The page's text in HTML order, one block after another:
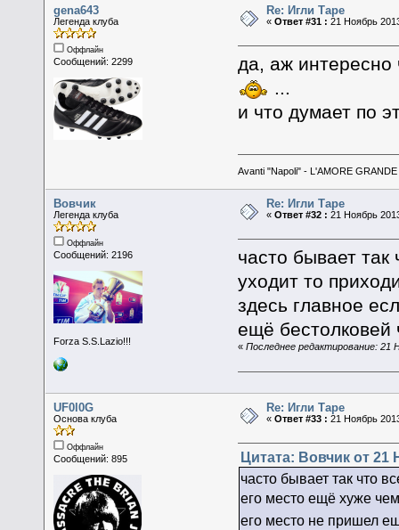
gena643
Легенда клуба
Оффлайн
Сообщений: 2299
Re: Игли Таре
«Ответ #31 : 21 Ноябрь
да, аж
...
и что думает по
Avanti "Napoli" - L'AMORE GRANDE
Вовчик
Легенда клуба
Оффлайн
Сообщений: 2196
Forza S.S.Lazio!!!
Re: Игли Таре
«Ответ #32 : 21 Ноябрь
часто бывает так
уходит то
здесь главное
ещё
« Последнее редактирование: 21
UF0l0G
Основа клуба
Оффлайн
Сообщений: 895
Re: Игли Таре
«Ответ #33 : 21 Ноябрь
Цитата: Вовчик от 21
часто бывает так что
его место ещё хуже
его место не пришел